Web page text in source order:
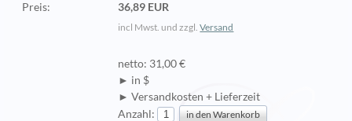
Preis: 36,89 EUR
incl Mwst. und zzgl.Versand
netto: 31,00 €
► in $
► Versandkosten + Lieferzeit
Anzahl: